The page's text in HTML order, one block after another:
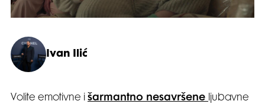
Ivan Ilić
Volite emotivne i šarmantno nesavršene
ljubavne